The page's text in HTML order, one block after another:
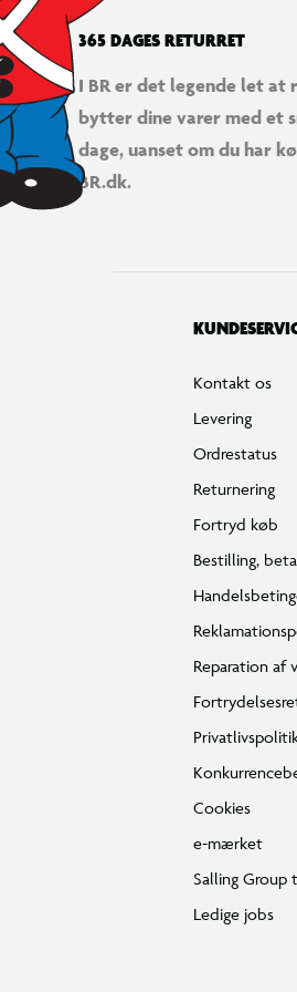
365 DAGES RETURRET
I BR er det legende let at
bytter dine varer med et
dage, uanset om du har
BR.dk.
Kontakt os
Levering
Ordrestatus
Returnering
Fortryd køb
Bestilling,
Reparation af
Cookies
e-mærket
Salling Group
Ledige jobs